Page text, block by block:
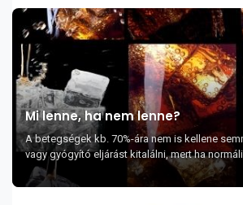
Mi lenne, ha nem lenne?
A betegségek kb. 70%-ára nem is kellene
vagy gyógyító eljárást kitalálni, mert ha
táplálkoznánk, akkor ezek a bet...